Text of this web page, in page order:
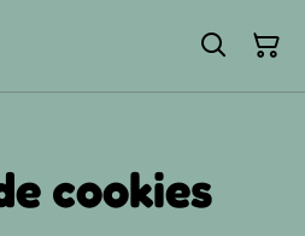
cookies